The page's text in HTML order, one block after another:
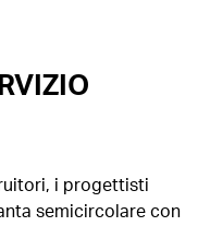
i progettisti
semicircolare con